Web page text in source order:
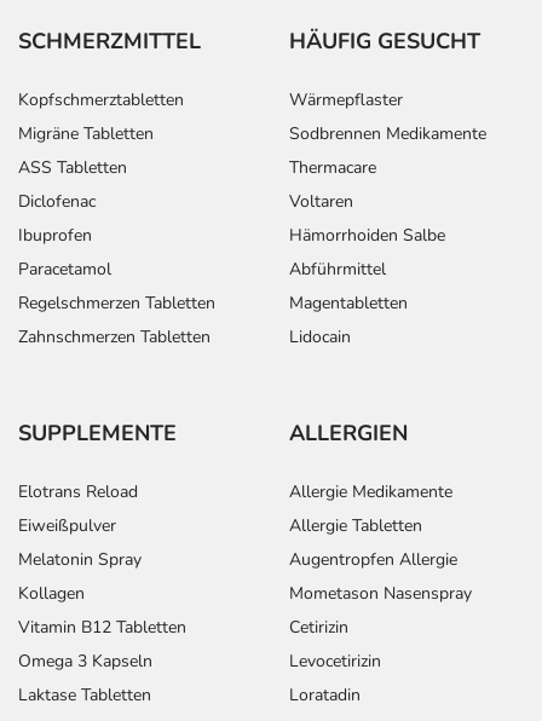
SCHMERZMITTEL
Kopfschmerztabletten
Migräne Tabletten
ASS Tabletten
Diclofenac
Ibuprofen
Paracetamol
Regelschmerzen Tabletten
Zahnschmerzen Tabletten
HÄUFIG GESUCHT
Wärmepflaster
Sodbrennen Medikamente
Thermacare
Voltaren
Hämorrhoiden Salbe
Abführmittel
Magentabletten
Lidocain
SUPPLEMENTE
Elotrans Reload
Eiweißpulver
Melatonin Spray
Kollagen
Vitamin B12 Tabletten
Omega 3 Kapseln
Laktase Tabletten
ALLERGIEN
Allergie Medikamente
Allergie Tabletten
Augentropfen Allergie
Mometason Nasenspray
Cetirizin
Levocetirizin
Loratadin